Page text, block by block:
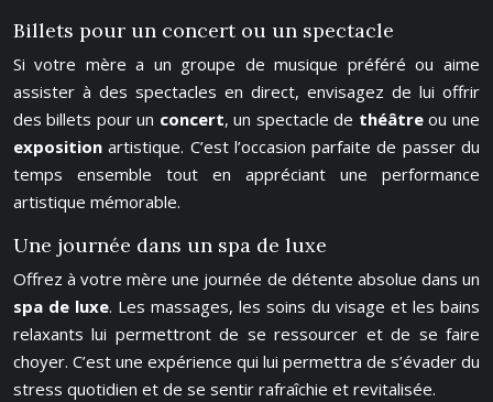
Billets pour un concert ou un spectacle
Si votre mère a un groupe de musique préféré ou aime
assister à des spectacles en direct, envisagez de lui offrir
des billets pour un concert, un spectacle de théâtre ou une
exposition artistique. C’est l’occasion parfaite de passer du
temps ensemble tout en appréciant une performance
artistique mémorable.
Une journée dans un spa de luxe
Offrez à votre mère une journée de détente absolue dans un
spa de luxe. Les massages, les soins du visage et les bains
relaxants lui permettront de se ressourcer et de se faire
choyer. C’est une expérience qui lui permettra de s’évader du
stress quotidien et de se sentir rafraîchie et revitalisée.